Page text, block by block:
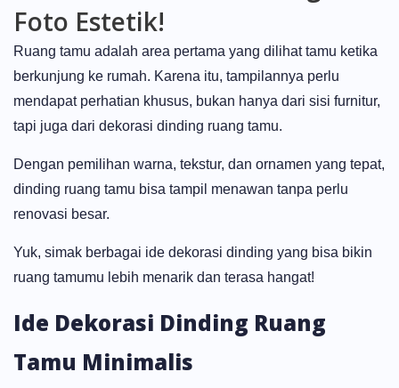
Foto Estetik!
Ruang tamu adalah area pertama yang dilihat tamu ketika
berkunjung ke rumah. Karena itu, tampilannya perlu
mendapat perhatian khusus, bukan hanya dari sisi furnitur,
tapi juga dari dekorasi dinding ruang tamu.
Dengan pemilihan warna, tekstur, dan ornamen yang tepat,
dinding ruang tamu bisa tampil menawan tanpa perlu
renovasi besar.
Yuk, simak berbagai ide dekorasi dinding yang bisa bikin
ruang tamumu lebih menarik dan terasa hangat!
Ide Dekorasi Dinding Ruang
Tamu Minimalis